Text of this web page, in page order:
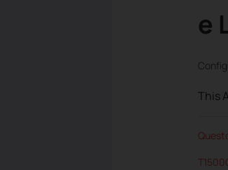
e
This